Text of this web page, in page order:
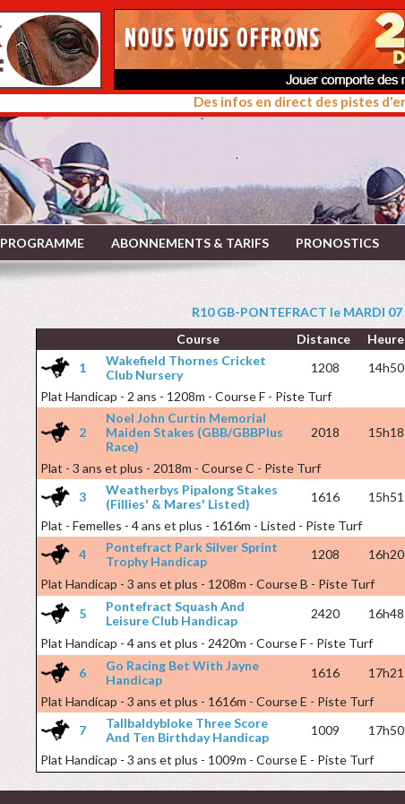
Des infos en direct des pistes
PROGRAMME ABONNEMENTS & TARIFS PRONOSTICS
R10 GB-PONTEFRACT le MARDI 07
Course
Distance Heure
1
Wakefield Thornes Cricket
Club Nursery
1208 14h50
Plat Handicap - 2 ans - 1208m - Course F - Piste Turf
2
Noel John Curtin Memorial
Maiden Stakes (GBB/GBBPlus
Race)
2018 15h18
Plat - 3 ans et plus - 2018m - Course C - Piste Turf
3
Weatherbys Pipalong Stakes
(Fillies' & Mares' Listed)
1616 15h51
Plat - Femelles - 4 ans et plus - 1616m - Listed - Piste Turf
4
Pontefract Park Silver Sprint
Trophy Handicap
1208 16h20
Plat Handicap - 3 ans et plus - 1208m - Course B - Piste Turf
5
Pontefract Squash And
Leisure Club Handicap
2420 16h48
Plat Handicap - 4 ans et plus - 2420m - Course F - Piste Turf
6
Go Racing Bet With Jayne
Handicap
1616 17h21
Plat Handicap - 3 ans et plus - 1616m - Course E - Piste Turf
7
Tallbaldybloke Three Score
And Ten Birthday Handicap
1009 17h50
Plat Handicap - 3 ans et plus - 1009m - Course E - Piste Turf